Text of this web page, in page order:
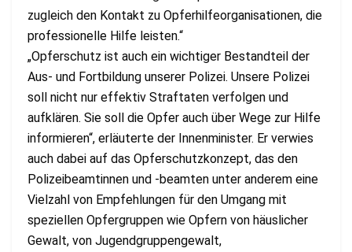
zugleich den Kontakt zu Opferhilfeorganisationen, die
professionelle Hilfe leisten.“
„Opferschutz ist auch ein wichtiger Bestandteil der
Aus- und Fortbildung unserer Polizei. Unsere Polizei
soll nicht nur effektiv Straftaten verfolgen und
aufklären. Sie soll die Opfer auch über Wege zur Hilfe
informieren“, erläuterte der Innenminister. Er verwies
auch dabei auf das Opferschutzkonzept, das den
Polizeibeamtinnen und -beamten unter anderem eine
Vielzahl von Empfehlungen für den Umgang mit
speziellen Opfergruppen wie Opfern von häuslicher
Gewalt, von Jugendgruppengewalt,